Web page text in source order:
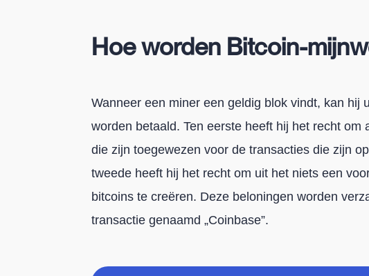
Hoe worden Bitcoin-
Wanneer een miner een geldig blok vindt, kan hij
worden betaald. Ten eerste heeft hij het recht om
die zijn toegewezen voor de transacties die zijn
tweede heeft hij het recht om uit het niets een
bitcoins te creëren. Deze beloningen worden
transactie genaamd „Coinbase”.